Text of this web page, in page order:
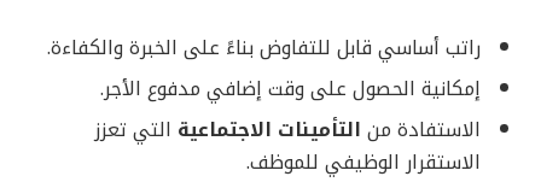
راتب أساسي قابل للتفاوض بناءً على الخبرة والكفاءة.
إمكانية الحصول على وقت إضافي مدفوع الأجر.
الاستفادة من التأمينات الاجتماعية التي تعزز
الاستقرار الوظيفي للموظف.